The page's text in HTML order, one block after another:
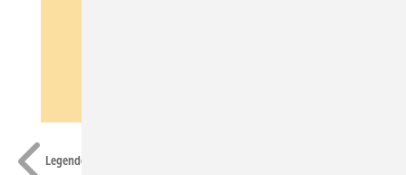
Legende: Lineargenerator Dampfleitung und Zylinder